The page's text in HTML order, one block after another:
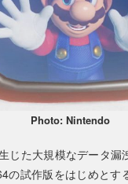
Photo: Nintendo
じた大規模なデータ漏
の試作版をはじめとす